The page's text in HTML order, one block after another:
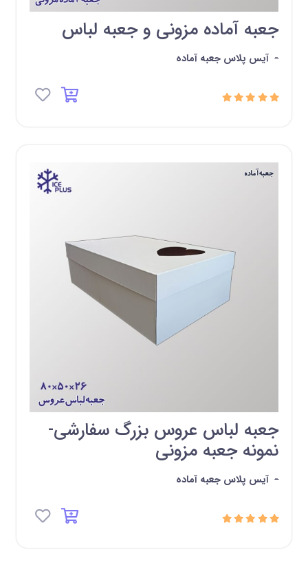
جعبه آماده مزونی و جعبه لباس
- آیس پلاس جعبه آماده
جعبه لباس عروس بزرگ سفارشی-
نمونه جعبه مزونی
- آیس پلاس جعبه آماده